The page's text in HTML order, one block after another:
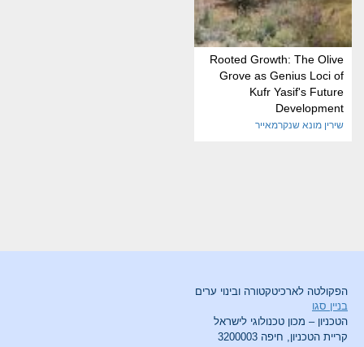
Rooted Growth: The Olive
Grove as Genius Loci of
Kufr Yasif's Future
Development
שירין מונא שנקרמאייר
הפקולטה לארכיטקטורה ובינוי ערים
בניין סגו
הטכניון – מכון טכנולוגי לישראל
קריית הטכניון, חיפה 3200003